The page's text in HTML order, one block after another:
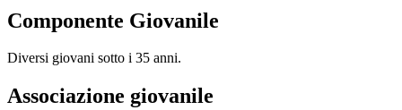
Componente Giovanile
Diversi giovani sotto i 35 anni.
Associazione giovanile